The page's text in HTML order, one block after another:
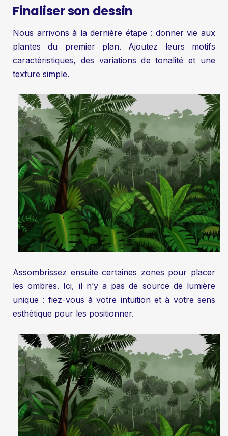
Finaliser son dessin
Nous arrivons à la dernière étape : donner vie aux
plantes du premier plan. Ajoutez leurs motifs
caractéristiques, des variations de tonalité et une
texture simple.
Assombrissez ensuite certaines zones pour placer
les ombres. Ici, il n’y a pas de source de lumière
unique : fiez-vous à votre intuition et à votre sens
esthétique pour les positionner.